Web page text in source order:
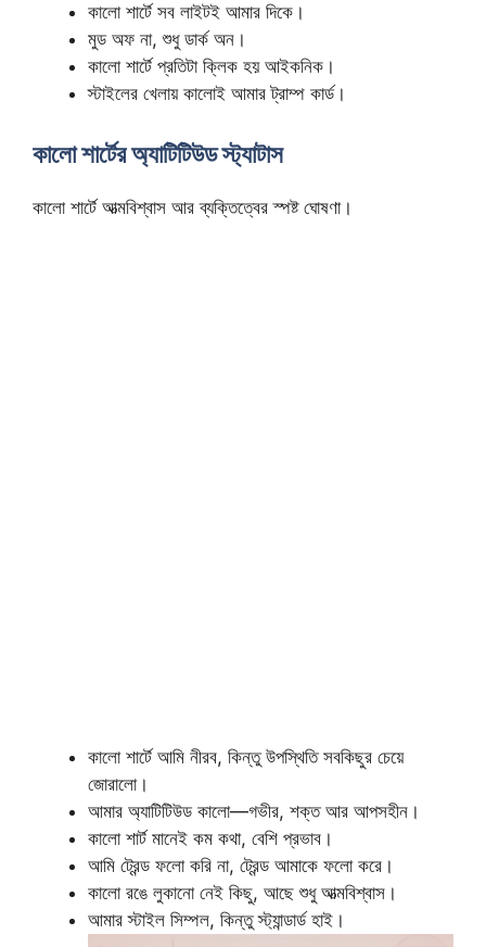
কালো শার্টে সব লাইটই আমার দিকে।
মুড অফ না, শুধু ডার্ক অন।
কালো শার্টে প্রতিটা ক্লিক হয় আইকনিক।
স্টাইলের খেলায় কালোই আমার ট্রাম্প কার্ড।
কালো শার্টের অ্যাটিটিউড স্ট্যাটাস
কালো শার্টে আত্মবিশ্বাস আর ব্যক্তিত্বের স্পষ্ট ঘোষণা।
কালো শার্টে আমি নীরব, কিন্তু উপস্থিতি সবকিছুর চেয়ে
জোরালো।
আমার অ্যাটিটিউড কালো—গভীর, শক্ত আর আপসহীন।
কালো শার্ট মানেই কম কথা, বেশি প্রভাব।
আমি ট্রেন্ড ফলো করি না, ট্রেন্ড আমাকে ফলো করে।
কালো রঙে লুকানো নেই কিছু, আছে শুধু আত্মবিশ্বাস।
আমার স্টাইল সিম্পল, কিন্তু স্ট্যান্ডার্ড হাই।